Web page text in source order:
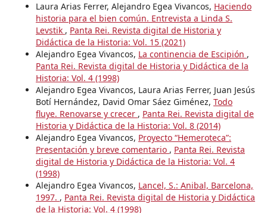
Laura Arias Ferrer, Alejandro Egea Vivancos, Haciendo
historia para el bien común. Entrevista a Linda S.
Levstik , Panta Rei. Revista digital de Historia y
Didáctica de la Historia: Vol. 15 (2021)
Alejandro Egea Vivancos, La continencia de Escipión ,
Panta Rei. Revista digital de Historia y Didáctica de la
Historia: Vol. 4 (1998)
Alejandro Egea Vivancos, Laura Arias Ferrer, Juan Jesús
Botí Hernández, David Omar Sáez Giménez, Todo
fluye. Renovarse y crecer , Panta Rei. Revista digital de
Historia y Didáctica de la Historia: Vol. 8 (2014)
Alejandro Egea Vivancos, Proyecto “Hemeroteca”:
Presentación y breve comentario , Panta Rei. Revista
digital de Historia y Didáctica de la Historia: Vol. 4
(1998)
Alejandro Egea Vivancos, Lancel, S.: Anibal, Barcelona,
1997. , Panta Rei. Revista digital de Historia y Didáctica
de la Historia: Vol. 4 (1998)